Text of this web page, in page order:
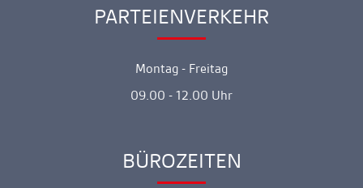
Ankerlink
PARTEIENVERKEHR
Montag - Freitag
09.00 - 12.00 Uhr
Ankerlink
BÜROZEITEN